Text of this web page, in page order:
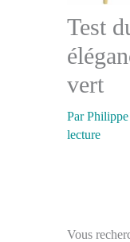
Test
vert
Par
lecture
Vous